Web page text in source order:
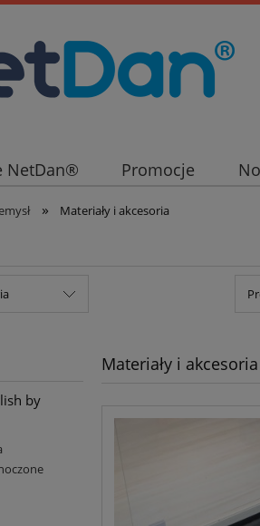
NetDan® Promocje
» Materiały i akcesoria
by
Materiały i akcesoria